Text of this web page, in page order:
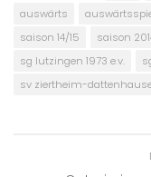
auswärts
saison 14/15
saison
sg lutzingen 1973 e.v.
sv ziertheim-